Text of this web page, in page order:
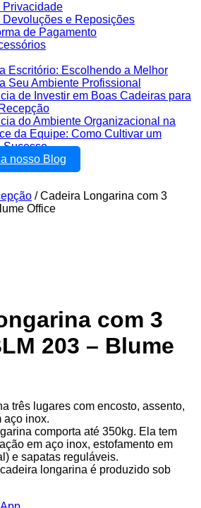
Privacidade
Devoluções e Reposições
de Pagamento
Escritório: Escolhendo a Melhor
Seu Ambiente Profissional
de Investir em Boas Cadeiras para
do Ambiente Organizacional na
da Equipe: Como Cultivar um
Sucesso
nosso Blog
/ Cadeira Longarina com 3
Office
com 3
203 – Blume
três lugares com encosto, assento,
aço inox.
comporta até 350kg. Ela tem
em aço inox, estofamento em
e sapatas reguláveis.
longarina é produzido sob